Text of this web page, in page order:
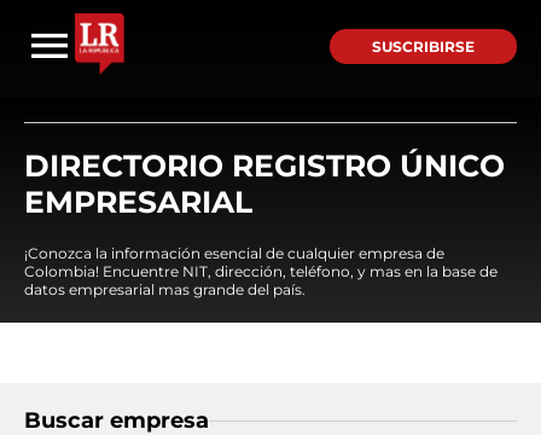
SUSCRIBIRSE
DIRECTORIO REGISTRO ÚNICO
EMPRESARIAL
¡Conozca la información esencial de cualquier empresa de
Colombia! Encuentre NIT, dirección, teléfono, y mas en la base de
datos empresarial mas grande del país.
Buscar empresa